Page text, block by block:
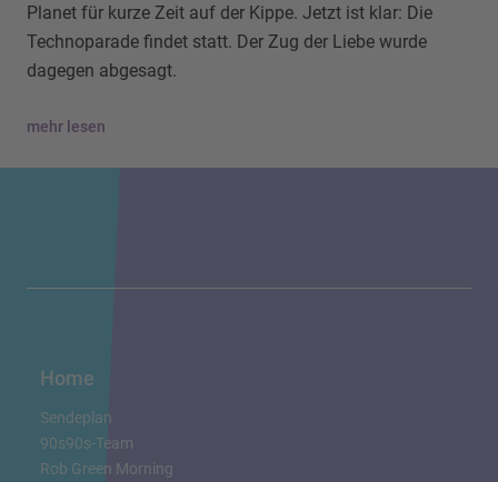
Planet für kurze Zeit auf der Kippe. Jetzt ist klar: Die
Technoparade findet statt. Der Zug der Liebe wurde
dagegen abgesagt.
mehr lesen
Home
Sendeplan
90s90s-Team
Rob Green Morning